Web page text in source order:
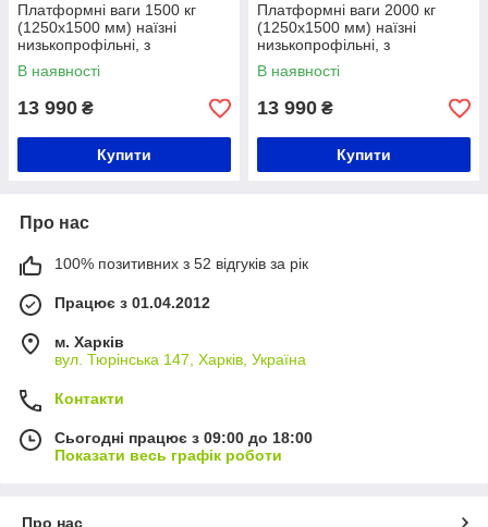
Платформні ваги 1500 кг
(1250х1500 мм) наїзні
низькопрофільні, з
розбірними пандусами
В наявності
13 990 ₴
Купити
Платформні ваги 2000 кг
(1250х1500 мм) наїзні
низькопрофільні, з
розбірними пандусами
В наявності
13 990 ₴
Купити
Про нас
100% позитивних з 52 відгуків за рік
Працює з 01.04.2012
м. Харків
вул. Тюрінська 147, Харків, Україна
Контакти
Сьогодні працює з 09:00 до 18:00
Показати весь графік роботи
Про нас